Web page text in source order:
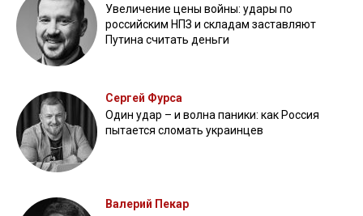
Увеличение цены войны: удары по
российским НПЗ и складам заставляют
Путина считать деньги
Сергей Фурса
Один удар – и волна паники: как Россия
пытается сломать украинцев
Валерий Пекар